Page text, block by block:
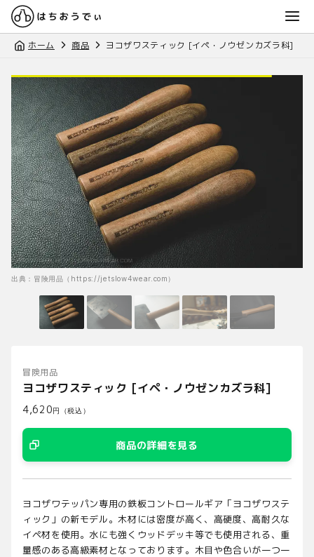
ホーム 商品 ヨコザワスティック [イペ・ノウゼンカズラ科]
出典：冒険用品（https://jetslow4wear.com）
冒険用品
ヨコザワスティック [イペ・ノウゼンカズラ科]
4,620円（税込）
商品の詳細を見る
ヨコザワテッパン専用の鉄板コントロールギア「ヨコザワステ
ィック」の新モデル。木材には密度が高く、高硬度、高耐久な
イペ材を使用。水にも強くウッドデッキ等でも使用される、重
量感のある高級素材となっております。木目や色合いが一つ一